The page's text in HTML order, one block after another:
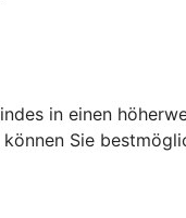
in einen
Sie